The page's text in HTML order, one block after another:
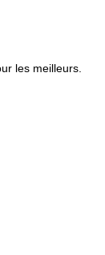
les meilleurs.